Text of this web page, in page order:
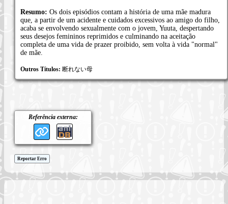
Resumo: Os dois episódios contam a história de uma mãe madura
que, a partir de um acidente e cuidados excessivos ao amigo do filho,
acaba se envolvendo sexualmente com o jovem, Yuuta, despertando
seus desejos femininos reprimidos e culminando na aceitação
completa de uma vida de prazer proibido, sem volta à vida "normal"
de mãe.
Outros Títulos: 断れない母
Referência externa:
Reportar Erro